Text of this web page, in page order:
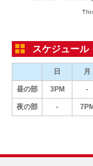
スケジュール
日 月
昼の部 3PM -
夜の部 -